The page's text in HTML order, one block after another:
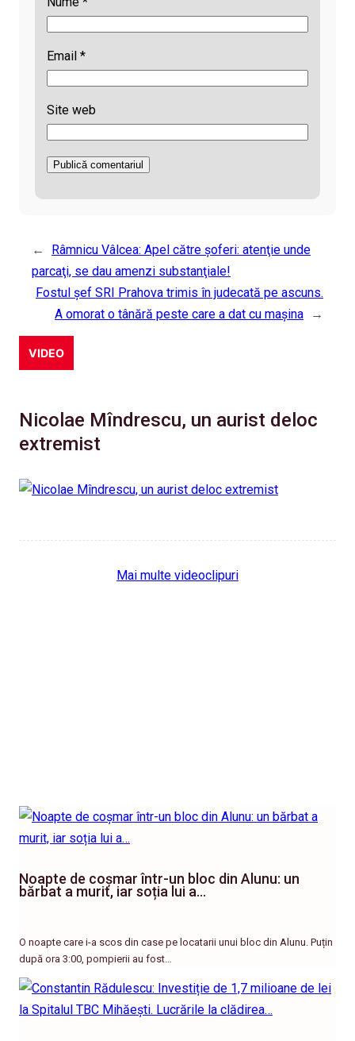
Email *
Site web
←
Râmnicu Vâlcea: Apel către şoferi: atenţie unde
parcaţi, se dau amenzi substanţiale!
Fostul șef SRI Prahova trimis în judecată pe ascuns.
A omorat o tânără peste care a dat cu mașina
→
VIDEO
Nicolae Mîndrescu, un aurist deloc
extremist
Mai multe videoclipuri
Noapte de coșmar într-un bloc din Alunu: un
bărbat a murit, iar soția lui a…
O noapte care i-a scos din case pe locatarii unui bloc din Alunu. Puțin
după ora 3:00, pompierii au fost…